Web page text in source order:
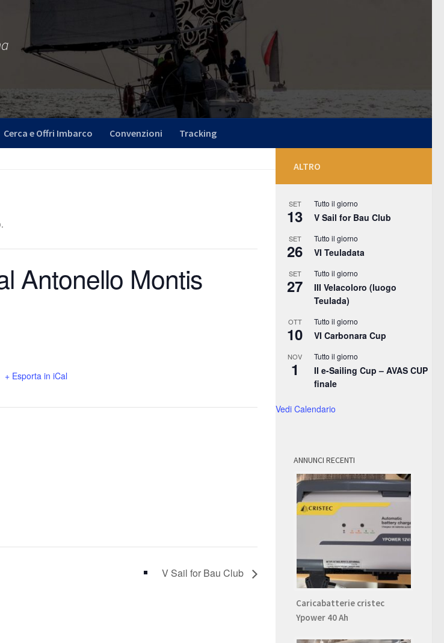
Cerca e Offri Imbarco Convenzioni Tracking
Antonello Montis
+ Esporta in iCal
V Sail for Bau Club
ALTRO
SET
13
Tutto il giorno
V Sail for Bau Club
SET
26
Tutto il giorno
VI Teuladata
SET
27
Tutto il giorno
III Velacoloro (luogo
Teulada)
OTT
10
Tutto il giorno
VI Carbonara Cup
NOV
1
Tutto il giorno
II e-Sailing Cup – AVAS CUP
finale
Vedi Calendario
ANNUNCI RECENTI
Caricabatterie cristec
Ypower 40 Ah